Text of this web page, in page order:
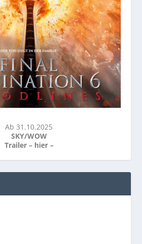
Ab 31.10.2025
SKY/WOW
Trailer – hier –